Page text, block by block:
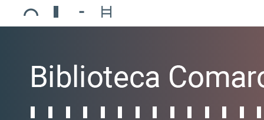
Ajuntament de Mollerussa
Biblioteca Comarcal Jaume Vila
Piscines de Mollerussa